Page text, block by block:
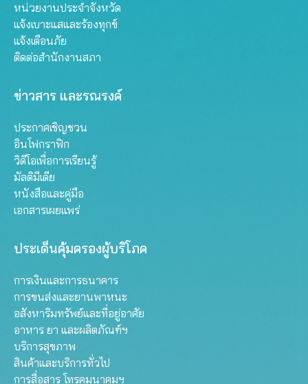
หน่วยงานประจำจังหวัด
แจ้งเบาะแสและร้องทุกข์
แจ้งเตือนภัย
ติดต่อสำนักงานสภา
ข่าวสาร และรณรงค์
ประกาศเชิญชวน
อินโฟกราฟิก
วิดีโอเพื่อการเรียนรู้
มัลติมีเดีย
หนังสือและคู่มือ
เอกสารเผยแพร่
ประเด็นคุ้มครองผู้บริโภค
การเงินและการธนาคาร
การขนส่งและยานพาหนะ
อสังหาริมทรัพย์และที่อยู่อาศัย
อาหาร ยา และผลิตภัณฑ์ฯ
บริการสุขภาพ
สินค้าและบริการทั่วไป
การสื่อสาร โทรคมนาคมฯ